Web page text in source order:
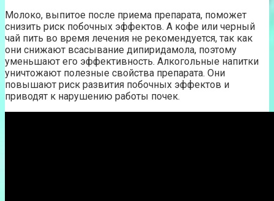
Молоко, выпитое после приема препарата, поможет
снизить риск побочных эффектов. А кофе или черный
чай пить во время лечения не рекомендуется, так как
они снижают всасывание дипиридамола, поэтому
уменьшают его эффективность. Алкогольные напитки
уничтожают полезные свойства препарата. Они
повышают риск развития побочных эффектов и
приводят к нарушению работы почек.